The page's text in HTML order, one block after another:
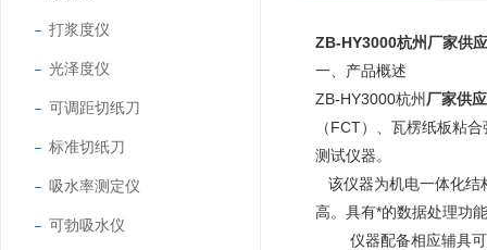
打浆度仪
光泽度仪
可调距切纸刀
标准切纸刀
吸水率测定仪
可勃吸水仪
ZB-HY3000杭州厂家供
一、 产品概述
ZB-HY3000杭州 厂家供
（FCT）、瓦楞纸板粘
测试仪器。
该仪器为机电一体化结
高。具有*的数据处理功
仪器配备相应辅具可